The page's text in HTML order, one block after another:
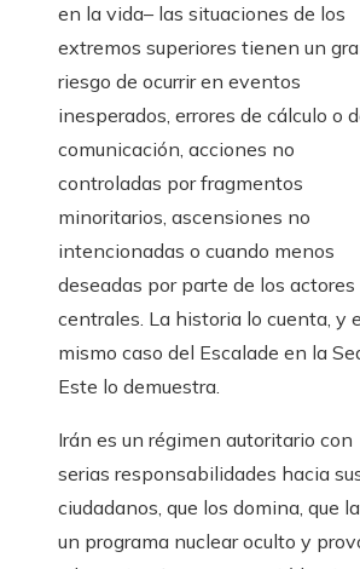
en la vida– las situaciones de los
extremos superiores tienen un
riesgo de ocurrir en eventos
inesperados, errores de cálculo o
comunicación, acciones no
controladas por fragmentos
minoritarios, ascensiones no
intencionadas o cuando menos
deseadas por parte de los actores
centrales. La historia lo cuenta, y
mismo caso del Escalade en la
Este lo demuestra.
Irán es un régimen autoritario con
serias responsabilidades hacia
ciudadanos, que los domina, que
un programa nuclear oculto y